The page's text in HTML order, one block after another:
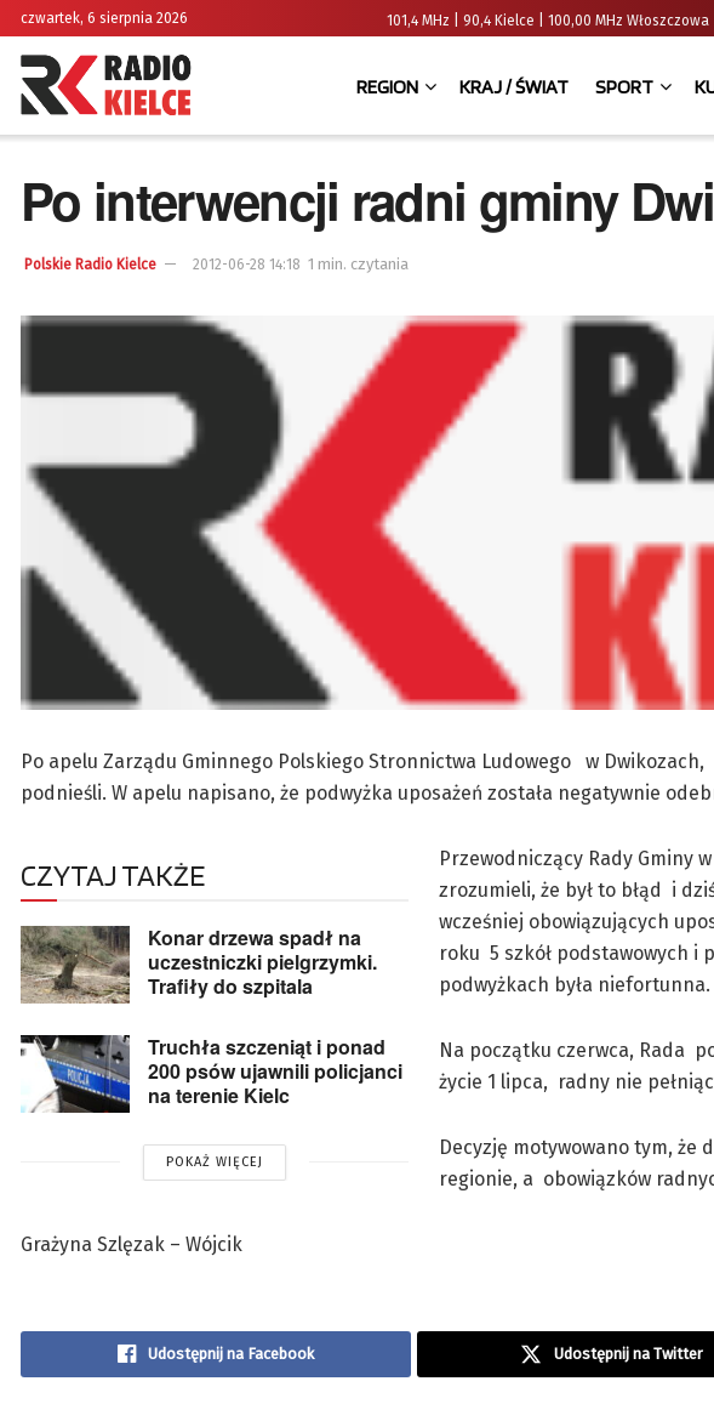
czwartek, 6 sierpnia 2026 101,4 MHz | 90,4 Kielce | 100,00 MHz Włoszczowa
REGION KRAJ / ŚWIAT SPORT
Po interwencji radni gminy
Polskie Radio Kielce 2012-06-28 14:18 1 min. czytania
Po apelu Zarządu Gminnego Polskiego Stronnictwa Ludowego w
podnieśli. W apelu napisano, że podwyżka uposażeń została negatywnie
CZYTAJ TAKŻE
Konar drzewa spadł na
uczestniczki pielgrzymki.
Trafiły do szpitala
Truchła szczeniąt i ponad
200 psów ujawnili policjanci
na terenie Kielc
POKAŻ WIĘCEJ
Przewodniczący Rady Gminy
zrozumieli, że był to błąd i
wcześniej obowiązujących
roku 5 szkół podstawowych
podwyżkach była niefortunna.
Na początku czerwca, Rada
życie 1 lipca, radny nie
Decyzję motywowano tym,
regionie, a obowiązków
Grażyna Szlęzak – Wójcik
Udostępnij na Facebook Udostępnij na Twitter